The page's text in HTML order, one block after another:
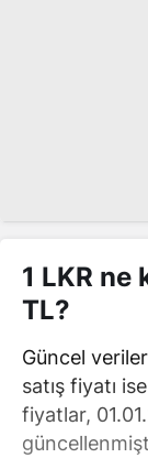
1 LKR ne
TL?
Güncel
satış fiyatı
fiyatlar,